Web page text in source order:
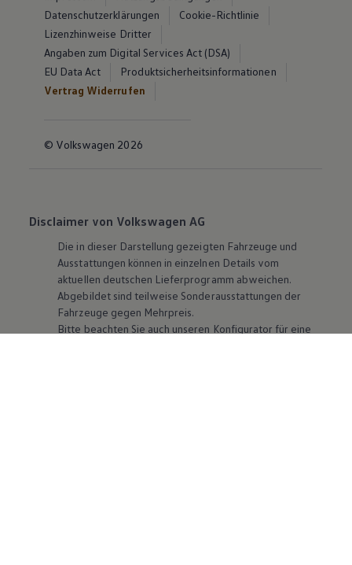
Datenschutzerklärungen
Cookie-Richtlinie
Lizenzhinweise Dritter
Angaben zum Digital Services Act (DSA)
EU Data Act
Produktsicherheitsinformationen
Vertrag Widerrufen
© Volkswagen 2026
Disclaimer von Volkswagen AG
Die in dieser Darstellung gezeigten Fahrzeuge und
Ausstattungen können in einzelnen Details vom
aktuellen deutschen Lieferprogramm abweichen.
Abgebildet sind teilweise Sonderausstattungen der
Fahrzeuge gegen Mehrpreis.
Bitte beachten Sie auch unseren Konfigurator für eine